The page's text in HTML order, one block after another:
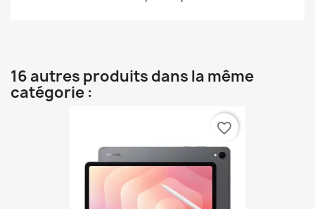
16 autres produits dans la même
catégorie :
favorite_border